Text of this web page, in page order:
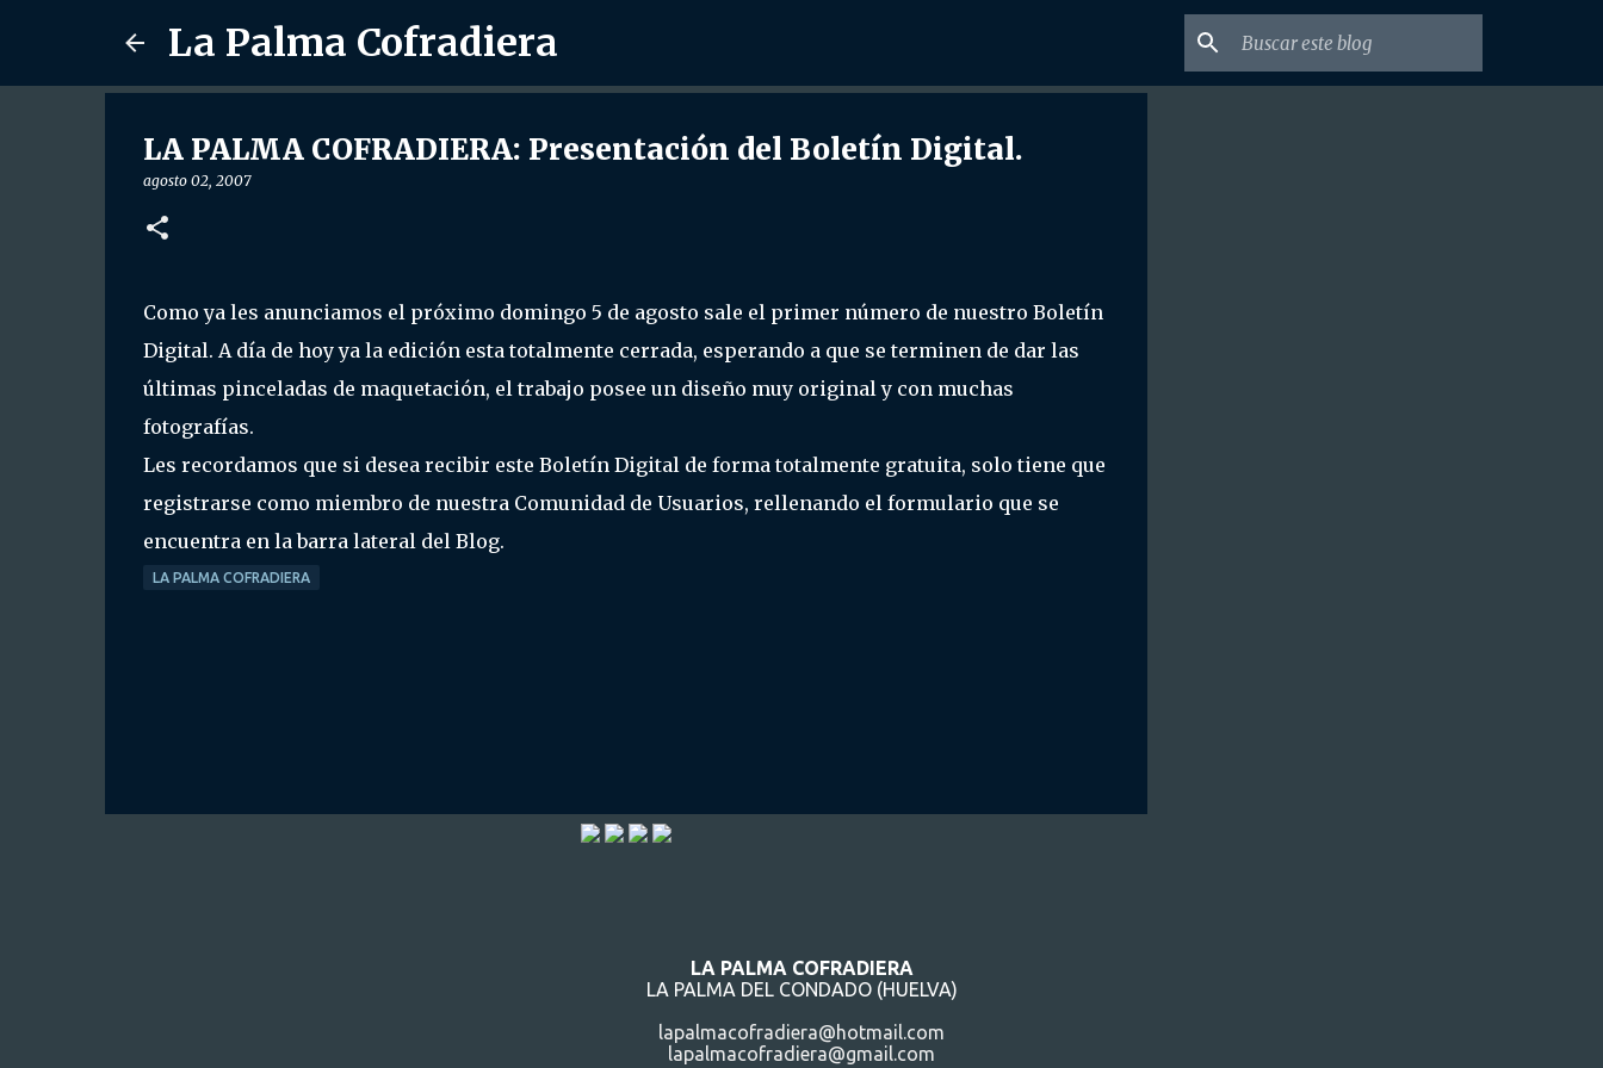
La Palma Cofradiera
LA PALMA COFRADIERA: Presentación del Boletín Digital.
agosto 02, 2007
Como ya les anunciamos el próximo domingo 5 de agosto sale el primer número de nuestro Boletín
Digital. A día de hoy ya la edición esta totalmente cerrada, esperando a que se terminen de dar las
últimas pinceladas de maquetación, el trabajo posee un diseño muy original y con muchas
fotografías.
Les recordamos que si desea recibir este Boletín Digital de forma totalmente gratuita, solo tiene que
registrarse como miembro de nuestra Comunidad de Usuarios, rellenando el formulario que se
encuentra en la barra lateral del Blog.
LA PALMA COFRADIERA
LA PALMA COFRADIERA
LA PALMA DEL CONDADO (HUELVA)
lapalmacofradiera@hotmail.com
lapalmacofradiera@gmail.com